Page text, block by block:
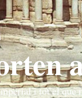
i tot el que